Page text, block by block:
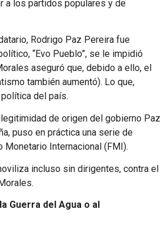
a los partidos populares y de
Rodrigo Paz Pereira fue
“Evo Pueblo”, se le impidió
aseguró que, debido a ello, el
también aumentó). Lo que,
del país.
de origen del gobierno Paz
puso en práctica una serie de
Internacional (FMI).
incluso sin dirigentes, contra el
Guerra del Agua o al